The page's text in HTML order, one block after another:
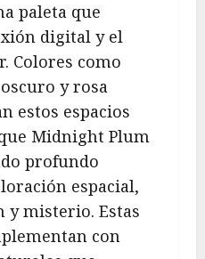
paleta que
digital y el
Colores como
y rosa
estos espacios
Midnight Plum
profundo
espacial,
y misterio. Estas
con